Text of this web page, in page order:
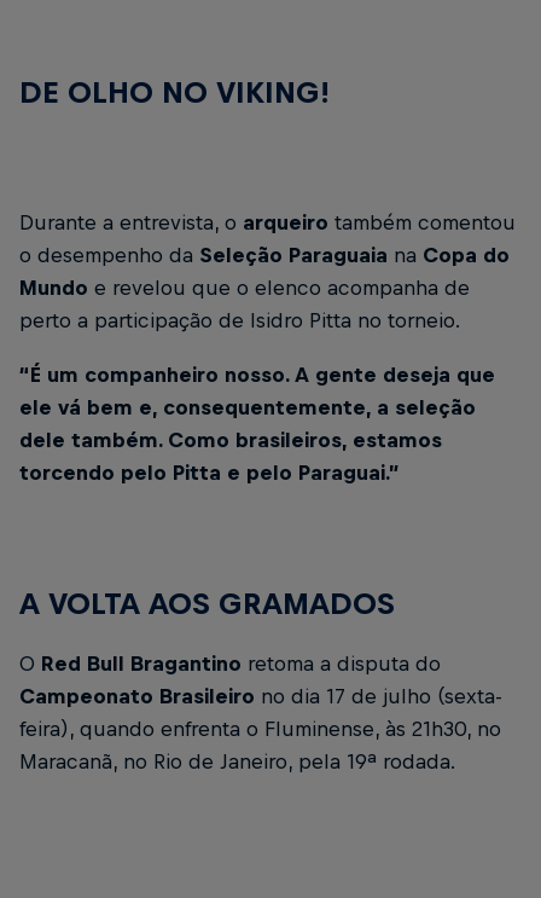
DE OLHO NO VIKING!
Durante a entrevista, o arqueiro também comentou
o desempenho da Seleção Paraguaia na Copa do
Mundo e revelou que o elenco acompanha de
perto a participação de Isidro Pitta no torneio.
“É um companheiro nosso. A gente deseja que
ele vá bem e, consequentemente, a seleção
dele também. Como brasileiros, estamos
torcendo pelo Pitta e pelo Paraguai.”
A VOLTA AOS GRAMADOS
O Red Bull Bragantino retoma a disputa do
Campeonato Brasileiro no dia 17 de julho (sexta-
feira), quando enfrenta o Fluminense, às 21h30, no
Maracanã, no Rio de Janeiro, pela 19ª rodada.